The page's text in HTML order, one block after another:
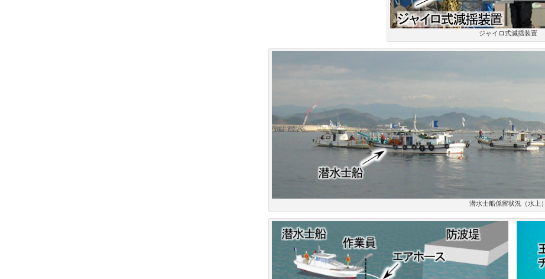
ジャイロ式減揺装置
潜水士船係留状況（水上）